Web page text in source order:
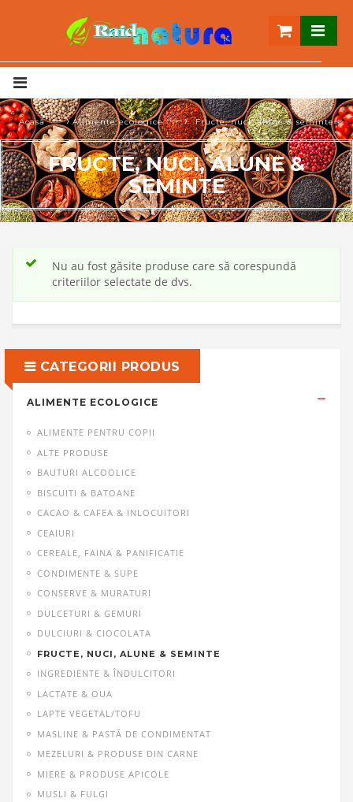
Acasă — ›Alimente ecologice — › Fructe, nuci, alune & seminte
FRUCTE, NUCI, ALUNE &
SEMINTE
Nu au fost găsite produse care să corespundă
criteriilor selectate de dvs.
CATEGORII PRODUS
ALIMENTE ECOLOGICE
ALIMENTE PENTRU COPII
ALTE PRODUSE
BAUTURI ALCOOLICE
BISCUITI & BATOANE
CACAO & CAFEA & INLOCUITORI
CEAIURI
CEREALE, FAINA & PANIFICATIE
CONDIMENTE & SUPE
CONSERVE & MURATURI
DULCETURI & GEMURI
DULCIURI & CIOCOLATA
FRUCTE, NUCI, ALUNE & SEMINTE
INGREDIENTE & ÎNDULCITORI
LACTATE & OUA
LAPTE VEGETAL/TOFU
MASLINE & PASTĂ DE CONDIMENTAT
MEZELURI & PRODUSE DIN CARNE
MIERE & PRODUSE APICOLE
MUSLI & FULGI